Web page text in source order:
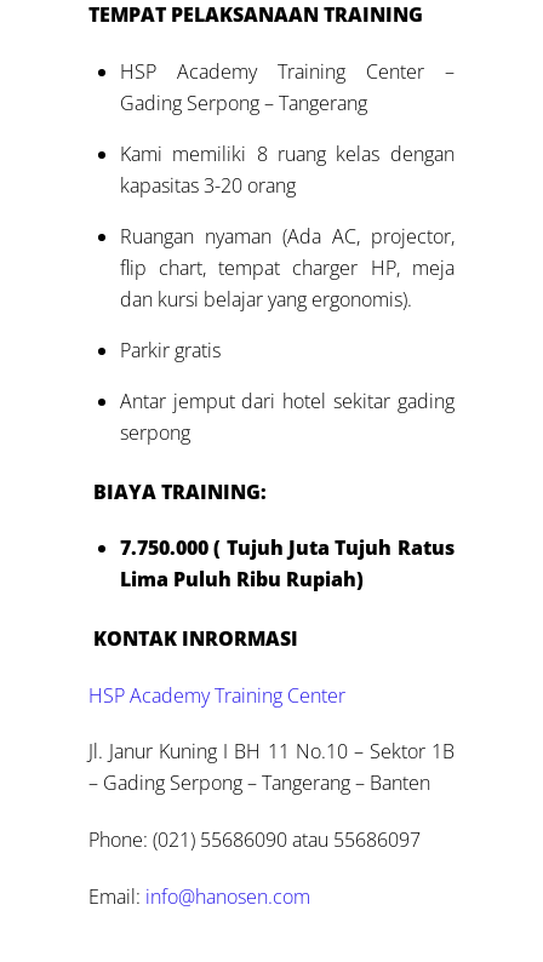
TEMPAT PELAKSANAANTRAINING
HSP Academy Training Center –
Gading Serpong – Tangerang
Kami memiliki 8 ruang kelas dengan
kapasitas 3-20 orang
Ruangan nyaman (Ada AC, projector,
flip chart, tempat charger HP, meja
dan kursi belajar yang ergonomis).
Parkir gratis
Antar jemput dari hotel sekitar gading
serpong
BIAYA TRAINING:
7.750.000 ( Tujuh Juta Tujuh Ratus
Lima Puluh Ribu Rupiah)
KONTAK INRORMASI
HSP Academy Training Center
Jl. Janur Kuning I BH 11 No.10 – Sektor 1B
– Gading Serpong – Tangerang – Banten
Phone: (021) 55686090 atau 55686097
Email: info@hanosen.com